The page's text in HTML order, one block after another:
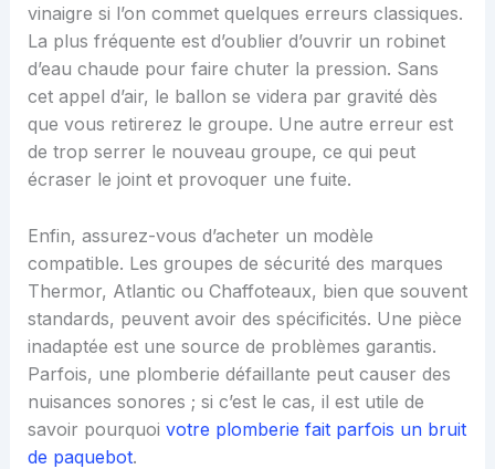
vinaigre si l’on commet quelques erreurs classiques.
La plus fréquente est d’oublier d’ouvrir un robinet
d’eau chaude pour faire chuter la pression. Sans
cet appel d’air, le ballon se videra par gravité dès
que vous retirerez le groupe. Une autre erreur est
de trop serrer le nouveau groupe, ce qui peut
écraser le joint et provoquer une fuite.
Enfin, assurez-vous d’acheter un modèle
compatible. Les groupes de sécurité des marques
Thermor, Atlantic ou Chaffoteaux, bien que souvent
standards, peuvent avoir des spécificités. Une pièce
inadaptée est une source de problèmes garantis.
Parfois, une plomberie défaillante peut causer des
nuisances sonores ; si c’est le cas, il est utile de
savoir pourquoi votre plomberie fait parfois un bruit
de paquebot.